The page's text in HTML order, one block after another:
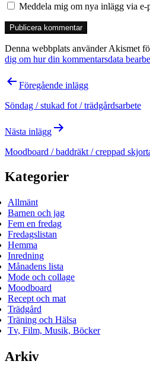
Meddela mig om nya inlägg via e-
Denna webbplats använder Akismet
dig om hur din kommentarsdata
Inläggsnavigering
Föregående inlägg
Söndag / stukad fot / trädgårdsarbete
Nästa inlägg
Moodboard / baddräkt / creppad
Kategorier
Allmänt
Barnen och jag
Fem en fredag
Fredagslistan
Hemma
Inredning
Månadens lista
Mode och collage
Moodboard
Recept och mat
Trädgård
Träning och Hälsa
Tv, Film, Musik, Böcker
Arkiv